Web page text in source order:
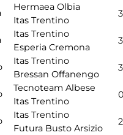
Hermaea Olbia
Itas Trentino
Itas Trentino
Esperia Cremona
Itas Trentino
Bressan Offanengo
Tecnoteam Albese
Itas Trentino
Itas Trentino
Futura Busto Arsizio